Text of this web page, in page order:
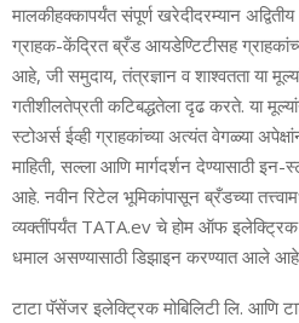
मालकीहक्‍कापर्यंत संपूर्ण खरेदीदरम्‍यान
ग्राहक-केंद्रित ब्रँड आयडेण्टिटीसह
आहे, जी समुदाय, तंत्रज्ञान व शाश्‍वतता या
गतीशीलतेप्रती कटिबद्धतेला दृढ करते. या
स्‍टोअर्स ईव्‍ही ग्राहकांच्‍या अत्‍यंत वेगळ्या
माहिती, सल्‍ला आणि मार्गदर्शन देण्‍यासाठी
आहे. नवीन रिटेल भूमिकांपासून ब्रँडच्‍या
व्‍यक्‍तींपर्यंत TATA.ev चे होम ऑफ इलेक्ट्रिक
धमाल असण्‍यासाठी डिझाइन करण्‍यात आले
टाटा पॅसेंजर इलेक्ट्रिक मोबिलिटी लि. आणि